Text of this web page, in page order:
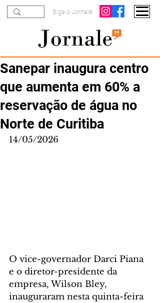
Siga o Jornale
Sanepar inaugura centro
que aumenta em 60% a
reservação de água no
Norte de Curitiba
14/05/2026
O vice-governador Darci Piana
e o diretor-presidente da
empresa, Wilson Bley,
inauguraram nesta quinta-feira